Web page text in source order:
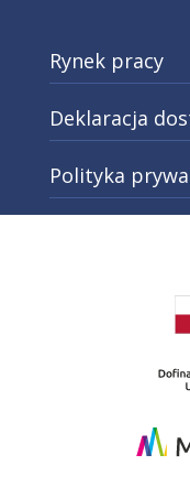
Rynek pracy
Deklaracja
Polityka